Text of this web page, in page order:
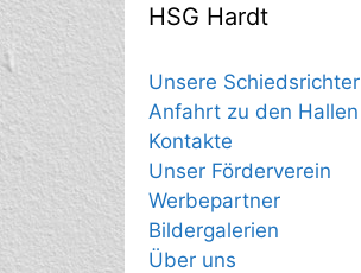
HSG Hardt
Unsere Schiedsrichter
Anfahrt zu den Hallen
Kontakte
Unser Förderverein
Werbepartner
Bildergalerien
Über uns